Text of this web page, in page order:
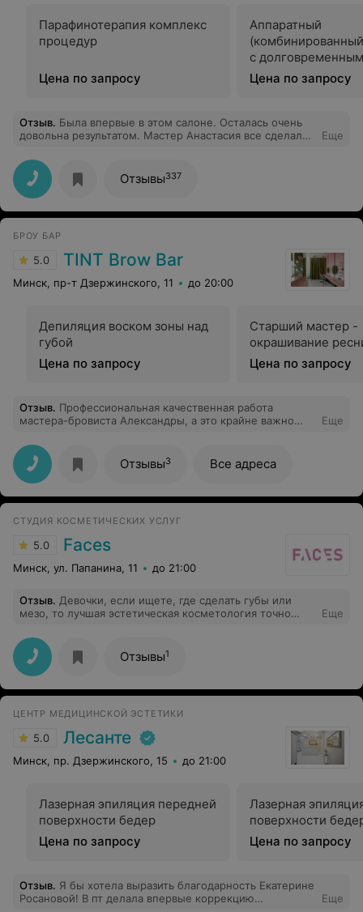
Парафинотерапия комплекс
процедур
Цена по запросу
Аппаратный
с долговременным
покрытием
Цена по запросу
Отзыв. Была впервые в этом салоне. Осталась очень
довольна результатом. Мастер Анастасия все сделала
Располагает к себе как человек. Думаю, вернусь к ней
снова
Еще
Отзывы337
БРОУ БАР
5.0 TINT Brow Bar
Минск, пр-т Дзержинского, 11 до 20:00
Депиляция воском зоны над
губой
Цена по запросу
Старший мастер -
окрашивание
Цена по запросу
Отзыв. Профессиональная качественная работа
мастера-бровиста Александры, а это крайне важно
спокойная приятная атмосфера и продуманный дизайн,
предлагают чай/ кофе при каждом визите, релаксовая
музыка помогает расслабится и насладится временем.
Из минусов только может расположение, но когда
первый раз найдёте, то обязательно вернётесь.
Еще
Отзывы3 Все адреса
СТУДИЯ КОСМЕТИЧЕСКИХ УСЛУГ
5.0 Faces
Минск, ул. Папанина, 11 до 21:00
Отзыв. Девочки, если ищете, где сделать губы или
мезо, то лучшая эстетическая косметология точно
процедуру мезотерапии под глаза так аккуратно, что
даже намека на синяки не было. Взгляд сразу
открылся, синева ушла, я просто в восторге!! Салон
супер стильный, сервис премиум уровня, всем
советую!
Еще
Отзывы1
ЦЕНТР МЕДИЦИНСКОЙ ЭСТЕТИКИ
5.0 Лесанте
Минск, пр. Дзержинского, 15 до 21:00
Лазерная эпиляция передней
поверхности бедер
Цена по запросу
Лазерная
поверхности
Цена по запросу
Отзыв. Я бы хотела выразить благодарность Екатерине
Росановой! В пт делала впервые коррекцию
Еще